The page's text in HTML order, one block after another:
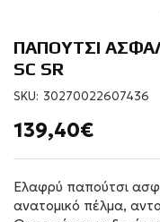
ΠΑΠΟΥΤΣΙ
SC SR
SKU: 30270022607436
139,40€
Ελαφρύ παπούτσι
ανατομικό πέλμα,